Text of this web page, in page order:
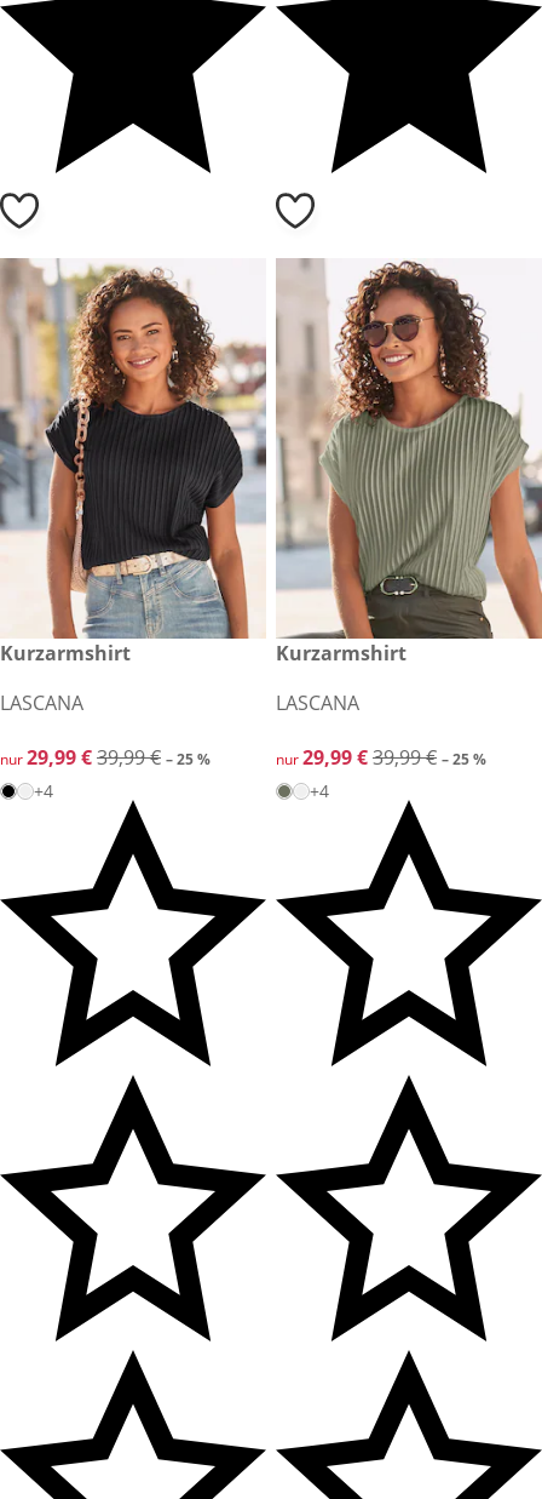
reduzierter Preis 29,99 €, vorheriger Preis: 39,99 €
-25 %
Kurzarmshirt
LASCANA
reduzierter Preis 29,99 €, vorheriger Preis: 39,99 €
nur29,99 €39,99 € – 25 %
+4
reduzierter Preis 29,99 €,
-25 %
Kurzarmshirt
LASCANA
reduzierter Preis 29,99 €,
nur29,99 €39,99 € – 25 %
+4